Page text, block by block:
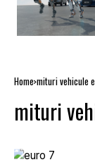
Home mituri vehicule
mituri